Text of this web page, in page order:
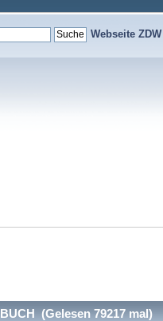
Webseite ZDW
(Gelesen 79217 mal)